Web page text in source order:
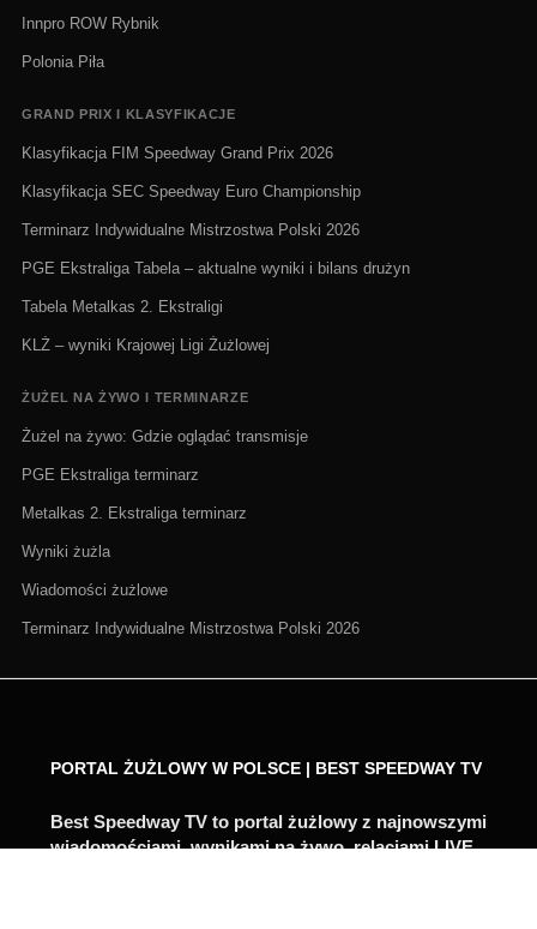
Innpro ROW Rybnik
Polonia Piła
GRAND PRIX I KLASYFIKACJE
Klasyfikacja FIM Speedway Grand Prix 2026
Klasyfikacja SEC Speedway Euro Championship
Terminarz Indywidualne Mistrzostwa Polski 2026
PGE Ekstraliga Tabela – aktualne wyniki i bilans drużyn
Tabela Metalkas 2. Ekstraligi
KLŻ – wyniki Krajowej Ligi Żużlowej
ŻUŻEL NA ŻYWO I TERMINARZE
Żużel na żywo: Gdzie oglądać transmisje
PGE Ekstraliga terminarz
Metalkas 2. Ekstraliga terminarz
Wyniki żużla
Wiadomości żużlowe
Terminarz Indywidualne Mistrzostwa Polski 2026
PORTAL ŻUŻLOWY W POLSCE | BEST SPEEDWAY TV
Best Speedway TV to portal żużlowy z najnowszymi
wiadomościami, wynikami na żywo, relacjami LIVE,